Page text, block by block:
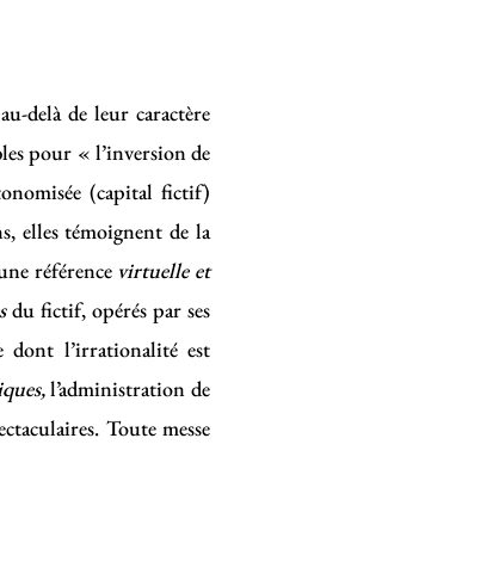
delà de leur caractère
pour « l’inversion de
(capital fictif)
elles témoignent de la
référencevirtuelle et
du fictif, opérés par ses
dont l’irrationalité est
l’administration de
Toute messe